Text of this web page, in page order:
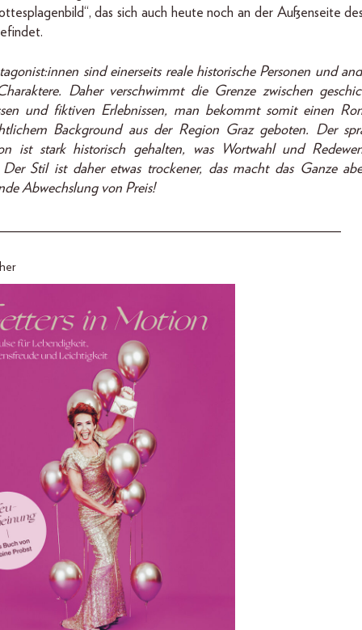
das sich auch heute noch an der Außenseite
sind einerseits reale historische Personen und
Daher verschwimmt die Grenze zwischen
und fiktiven Erlebnissen, man bekommt somit einen
Background aus der Region Graz geboten. Der
ist stark historisch gehalten, was Wortwahl und
Stil ist daher etwas trockener, das macht das Ganze
Abwechslung von Preis!